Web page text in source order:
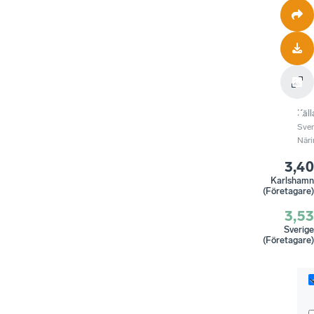
3,40
Karlshamn
(Företagare)
3,53
Sverige
(Företagare)